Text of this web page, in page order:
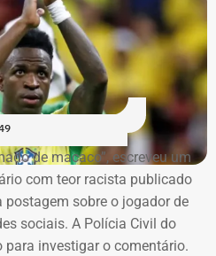
no ato administrativo é a
a 1º de julho de 2026.
serve para validar e
e investimentos que já
servidores designados
justifica a retroatividade
a continuidade do serviço
jurídica de suas
de macaco”, escreveu um
com teor racista publicado
postagem sobre o jogador de
sociais. A Polícia Civil do
investigar o comentário.